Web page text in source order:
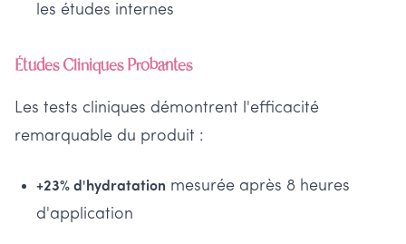
les études internes
Études Cliniques Probantes
Les tests cliniques démontrent l'efficacité
remarquable du produit :
+23% d'hydratation mesurée après 8 heures
d'application